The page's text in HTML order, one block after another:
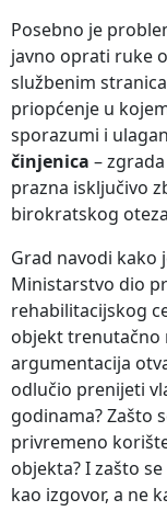
Posebno je
javno oprati ruke
službenim
priopćenje u
sporazumi i
činjenica –
prazna isključivo
birokratskog
Grad navodi kako
Ministarstvo dio
rehabilitacijskog
objekt trenutačno
argumentacija
odlučio prenijeti
godinama? Zašto
privremeno
objekta? I zašto
kao izgovor, a ne